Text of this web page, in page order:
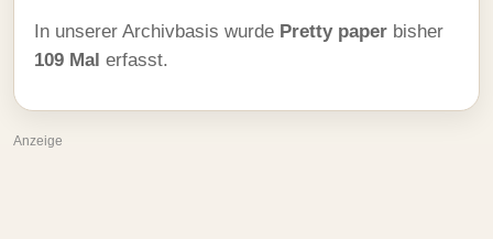
In unserer Archivbasis wurde Pretty paper bisher
109 Mal erfasst.
Anzeige